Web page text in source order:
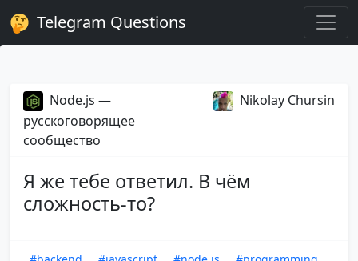
Telegram Questions
Node.js —
русскоговорящее
сообщество
Nikolay Chursin
Я же тебе ответил. В чём
сложность-то?